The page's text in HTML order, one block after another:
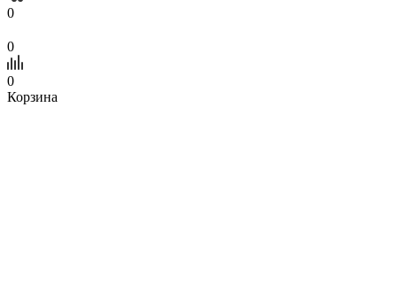
0
0
0
Корзина